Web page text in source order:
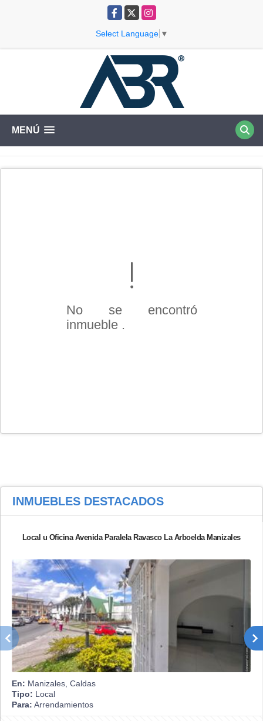
Facebook
X Instagram
Select Language ▼
MENÚ
No se encontró
inmueble .
INMUEBLES DESTACADOS
Local u Oficina Avenida Paralela Ravasco La Arboelda Manizales
En: Manizales, Caldas
Tipo: Local
Para: Arrendamientos